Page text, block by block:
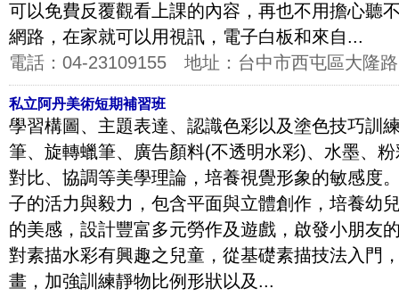
可以免費反覆觀看上課的內容，再也不用擔心聽
網路，在家就可以用視訊，電子白板和來自...
電話： 04-23109155 地址： 台中市西屯區大隆
私立阿丹美術短期補習班
學習構圖、主題表達、認識色彩以及塗色技巧訓
筆、旋轉蠟筆、廣告顏料(不透明水彩)、水墨、
對比、協調等美學理論，培養視覺形象的敏感度
子的活力與毅力，包含平面與立體創作，培養幼
的美感，設計豐富多元勞作及遊戲，啟發小朋友
對素描水彩有興趣之兒童，從基礎素描技法入門
畫，加強訓練靜物比例形狀以及...